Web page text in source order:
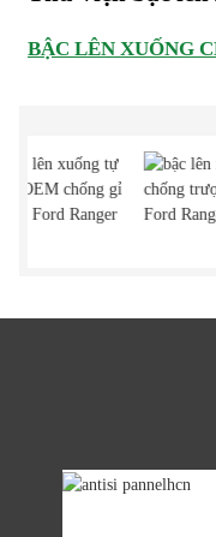
BẬC LÊN XUỐNG